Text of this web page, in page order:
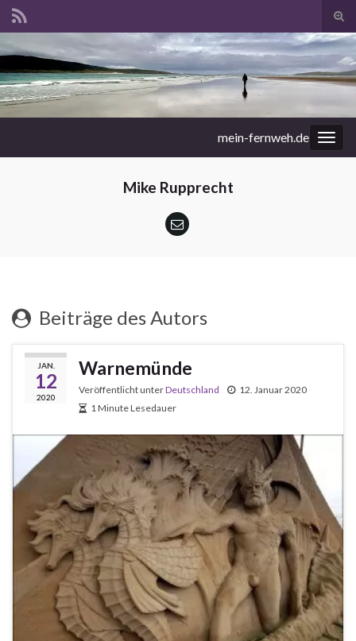
Search for:
mein-fernweh.de
Mike Rupprecht
Beiträge des Autors
JAN.
12
2020
Warnemünde
Veröffentlicht unterDeutschland
12. Januar 2020
1 Minute Lesedauer